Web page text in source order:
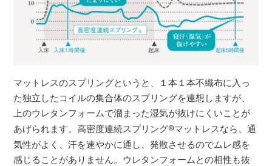
マットレスのスプリングというと、１本１本不織布に入っ
た独立したコイルの集合体のスプリングを連想しますが、
上のウレタンフォームで溜まった湿気が抜けにくいことが
あげられます。高密度連続スプリング®マットレスなら、通
気性がよく、汗を速やかに通し、発散させるのでムレ感を
感じることがありません。ウレタンフォームとの相性も抜